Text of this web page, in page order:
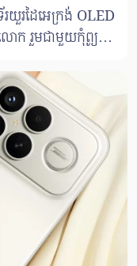
រដៃអេក្រង់ OLED
ក រួមជាមួយកុំព្យូទ័រ